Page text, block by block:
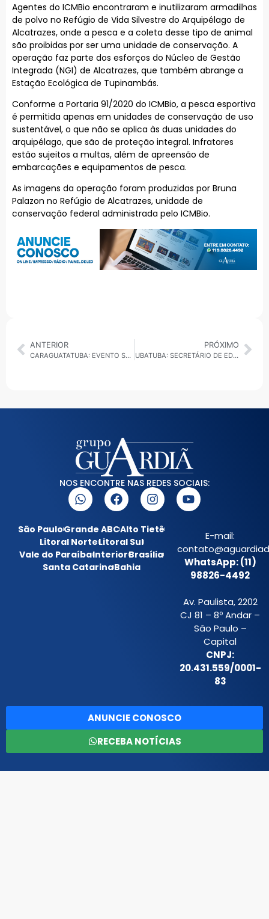
Agentes do ICMBio encontraram e inutilizaram armadilhas
de polvo no Refúgio de Vida Silvestre do Arquipélago de
Alcatrazes, onde a pesca e a coleta desse tipo de animal
são proibidas por ser uma unidade de conservação. A
operação faz parte dos esforços do Núcleo de Gestão
Integrada (NGI) de Alcatrazes, que também abrange a
Estação Ecológica de Tupinambás.
Conforme a Portaria 91/2020 do ICMBio, a pesca esportiva
é permitida apenas em unidades de conservação de uso
sustentável, o que não se aplica às duas unidades do
arquipélago, que são de proteção integral. Infratores
estão sujeitos a multas, além de apreensão de
embarcações e equipamentos de pesca.
As imagens da operação foram produzidas por Bruna
Palazon no Refúgio de Alcatrazes, unidade de
conservação federal administrada pelo ICMBio.
ANTERIOR
CARAGUATATUBA: EVENTO SOBRE GESTÃO DE RESÍDUOS DESTACA CONSCIENTIZAÇÃO E EDUCAÇÃO AMBIENTAL
PRÓXIMO
UBATUBA: SECRETÁRIO DE EDUCAÇÃO NÃO COMPARECE À CÂMARA PARA ESCLARECER DEMISSÕES E SUSPENSÃO DE PROJETOS
NOS ENCONTRE NAS REDES SOCIAIS:
São PauloGrande ABCAlto Tietê
Litoral NorteLitoral Sul
Vale do ParaíbaInteriorBrasília
Santa CatarinaBahia
E-mail:
WhatsApp: (11)
98826-4492
Av. Paulista, 2202
CJ 81 – 8º Andar –
São Paulo –
Capital
CNPJ:
20.431.559/0001-
83
ANUNCIE CONOSCO
RECEBA NOTÍCIAS